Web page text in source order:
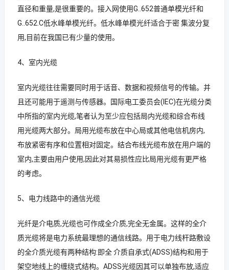
直径和重量,是很重要的。接入网使用G..652普通单模光纤和
G..652.C低水峰单模光纤。低水峰单模光纤适合于密 集波分复
用,目前在我国已有少量的使用。
4、室内光缆
室内光缆往往需要同时用于话音、数据和视频信号的传输。并
且还可能用于遥测与传感器。国际电工委员会(IEC)在光缆分类
中所指的室内光缆,笔者认为至少应包括局内光缆和综合布线
用光缆两大部分。局用光缆布放在中心局或其他电信机房内,
布放紧密有序和位置相对固定。结合布线光缆布放在用户端的
室内,主要由用户使用,因此对其易损性应比局用光缆有更严格
的考虑。
5、电力线路中的通信光缆
光纤是介电质,光缆也可作成全介质,完全无金属。这样的全介
质光缆将是电力系统最理想的通信线路。用于电力线杆路敷设
的全介质光缆有两种结构:即全 介质自承式(ADSS)结构和用于
架空地线上的缠绕式结构。ADSS光缆因其可以单独布放,适应